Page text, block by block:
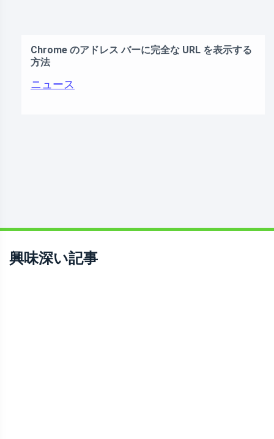
Chrome のアドレス バーに完全な URL を表示する
方法
ニュース
興味深い記事